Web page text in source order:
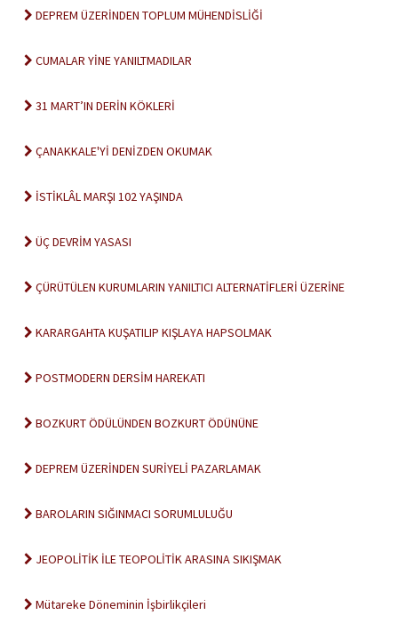
DEPREM ÜZERİNDEN TOPLUM MÜHENDİSLİĞİ
CUMALAR YİNE YANILTMADILAR
31 MART’IN DERİN KÖKLERİ
ÇANAKKALE'Yİ DENİZDEN OKUMAK
İSTİKLÂL MARŞI 102 YAŞINDA
ÜÇ DEVRİM YASASI
ÇÜRÜTÜLEN KURUMLARIN YANILTICI ALTERNATİFLERİ ÜZERİNE
KARARGAHTA KUŞATILIP KIŞLAYA HAPSOLMAK
POSTMODERN DERSİM HAREKATI
BOZKURT ÖDÜLÜNDEN BOZKURT ÖDÜNÜNE
DEPREM ÜZERİNDEN SURİYELİ PAZARLAMAK
BAROLARIN SIĞINMACI SORUMLULUĞU
JEOPOLİTİK İLE TEOPOLİTİK ARASINA SIKIŞMAK
Mütareke Döneminin İşbirlikçileri